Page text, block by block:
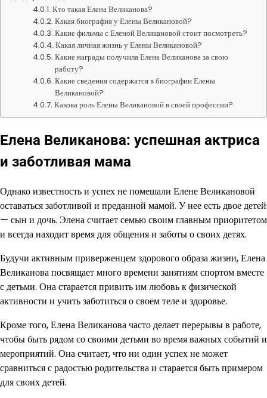
Кто такая Елена Великанова?
Какая биография у Елены Великановой?
Какие фильмы с Еленой Великановой стоит посмотреть?
Какая личная жизнь у Елены Великановой?
Какие награды получила Елена Великанова за свою
работу?
Какие сведения содержатся в биографии Елены
Великановой?
Какова роль Елены Великановой в своей профессии?
Елена Великанова: успешная актриса
и заботливая мама
Однако известность и успех не помешали Елене Великановой
оставаться заботливой и преданной мамой. У нее есть двое детей
— сын и дочь. Элена считает семью своим главным приоритетом
и всегда находит время для общения и заботы о своих детях.
Будучи активным приверженцем здорового образа жизни, Елена
Великанова посвящает много времени занятиям спортом вместе
с детьми. Она старается привить им любовь к физической
активности и учить заботиться о своем теле и здоровье.
Кроме того, Елена Великанова часто делает перерывы в работе,
чтобы быть рядом со своими детьми во время важных событий и
мероприятий. Она считает, что ни один успех не может
сравниться с радостью родительства и старается быть примером
для своих детей.